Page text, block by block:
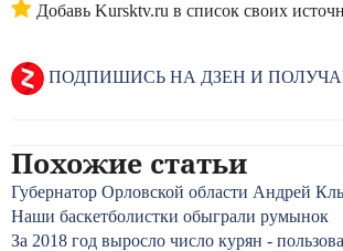
Добавь Kursktv.ru в список своих
ПОДПИШИСЬ НА ДЗЕН И
Похожие статьи
Губернатор Орловской области Андрей
Наши баскетболистки обыграли румынок
За 2018 год выросло число курян -